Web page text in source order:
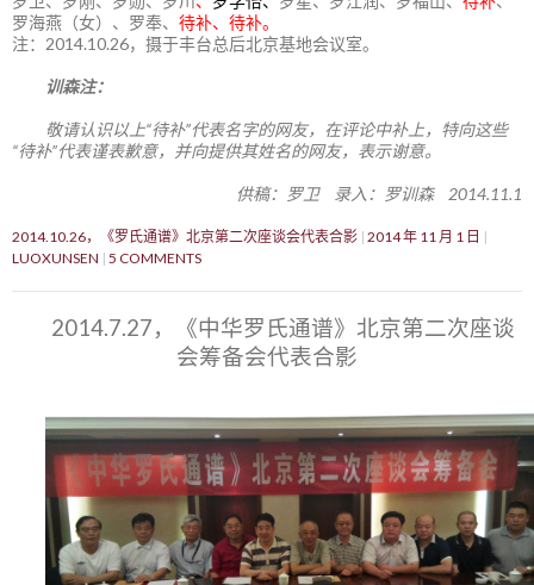
罗海燕（女）、罗奉、 待补、待补。
注：2014.10.26，摄于丰台总后北京基地会议室。
训森注：
敬请认识以上“待补”代表名字的网友，在评论中补上，特向这些
“待补”代表谨表歉意，并向提供其姓名的网友，表示谢意。
供稿：罗卫 录入：罗训森 2014.11.1
2014.10.26，《罗氏通谱》北京第二次座谈会代表合影 2014 年 11 月 1 日
LUOXUNSEN 5 COMMENTS
2014.7.27，《中华罗氏通谱》北京第二次座谈
会筹备会代表合影